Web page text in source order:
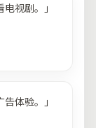
视剧。 」
体验。 」